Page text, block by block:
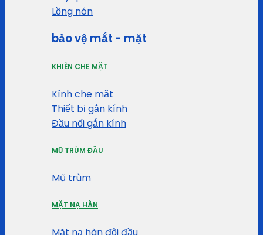
Lồng nón
bảo vệ mắt - mặt
KHIÊN CHE MẶT
Kính che mặt
Thiết bị gắn kính
Đầu nối gắn kính
MŨ TRÙM ĐẦU
Mũ trùm
MẶT NẠ HÀN